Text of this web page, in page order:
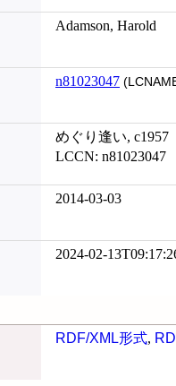
Adamson, Harold
n81023047
めぐり逢い, c1957
LCCN: n81023047
2014-03-03
2024-02-
RDF/XML形式,